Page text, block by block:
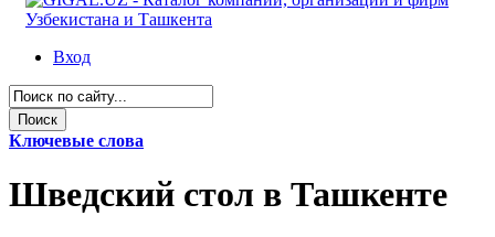
Вход
Ключевые слова
Шведский стол в Ташкенте